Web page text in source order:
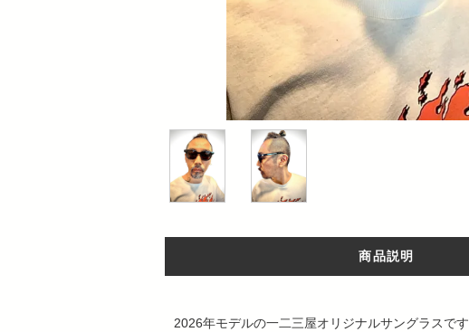
商品説明
2026年モデルの一二三屋オリジナルサングラスです